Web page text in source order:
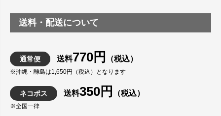
送料・配送について
通常便 送料770円 （税込）
※沖縄・離島は1,650円（税込）となります
ネコポス 送料350円 （税込）
※全国一律